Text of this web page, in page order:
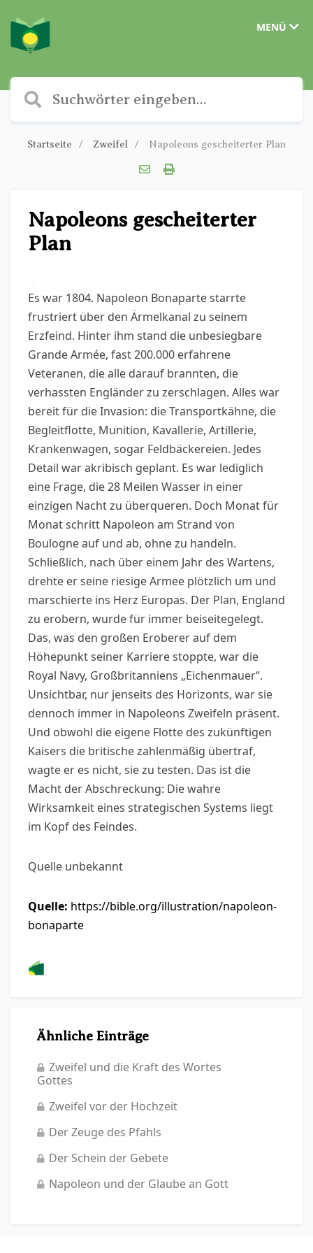
MENÜ
Startseite Zweifel Napoleons gescheiterter Plan
Napoleons gescheiterter
Plan
Es war 1804. Napoleon Bonaparte starrte
frustriert über den Ärmelkanal zu seinem
Erzfeind. Hinter ihm stand die unbesiegbare
Grande Armée, fast 200.000 erfahrene
Veteranen, die alle darauf brannten, die
verhassten Engländer zu zerschlagen. Alles war
bereit für die Invasion: die Transportkähne, die
Begleitflotte, Munition, Kavallerie, Artillerie,
Krankenwagen, sogar Feldbäckereien. Jedes
Detail war akribisch geplant. Es war lediglich
eine Frage, die 28 Meilen Wasser in einer
einzigen Nacht zu überqueren. Doch Monat für
Monat schritt Napoleon am Strand von
Boulogne auf und ab, ohne zu handeln.
Schließlich, nach über einem Jahr des Wartens,
drehte er seine riesige Armee plötzlich um und
marschierte ins Herz Europas. Der Plan, England
zu erobern, wurde für immer beiseitegelegt.
Das, was den großen Eroberer auf dem
Höhepunkt seiner Karriere stoppte, war die
Royal Navy, Großbritanniens „Eichenmauer“.
Unsichtbar, nur jenseits des Horizonts, war sie
dennoch immer in Napoleons Zweifeln präsent.
Und obwohl die eigene Flotte des zukünftigen
Kaisers die britische zahlenmäßig übertraf,
wagte er es nicht, sie zu testen. Das ist die
Macht der Abschreckung: Die wahre
Wirksamkeit eines strategischen Systems liegt
im Kopf des Feindes.
Quelle unbekannt
Quelle: https://bible.org/illustration/napoleon-
bonaparte
Ähnliche Einträge
Zweifel und die Kraft des Wortes
Gottes
Zweifel vor der Hochzeit
Der Zeuge des Pfahls
Der Schein der Gebete
Napoleon und der Glaube an Gott